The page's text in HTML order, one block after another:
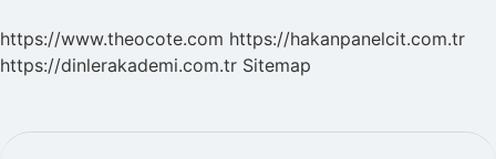
https://www.theocote.com https://hakanpanelcit.com.tr
https://dinlerakademi.com.tr Sitemap